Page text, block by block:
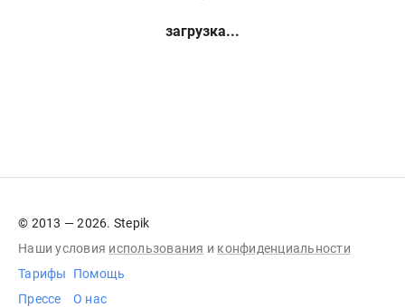
загрузка...
© 2013 — 2026. Stepik
Наши условия использования и конфиденциальности
Тарифы
Прессе
Помощь
О нас